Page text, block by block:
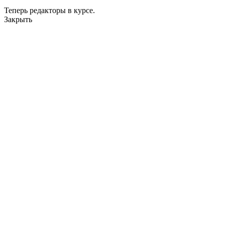
Теперь редакторы в курсе.
Закрыть